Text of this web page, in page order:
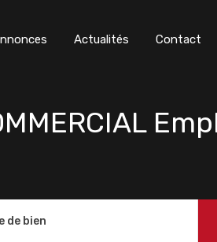
Actualités Contact
de bien